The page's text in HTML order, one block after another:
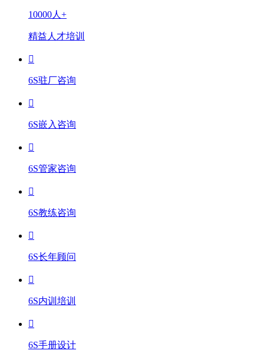
10000人+
精益人才培训
6S驻厂咨询
6S嵌入咨询
6S管家咨询
6S教练咨询
6S长年顾问
6S内训培训
6S手册设计